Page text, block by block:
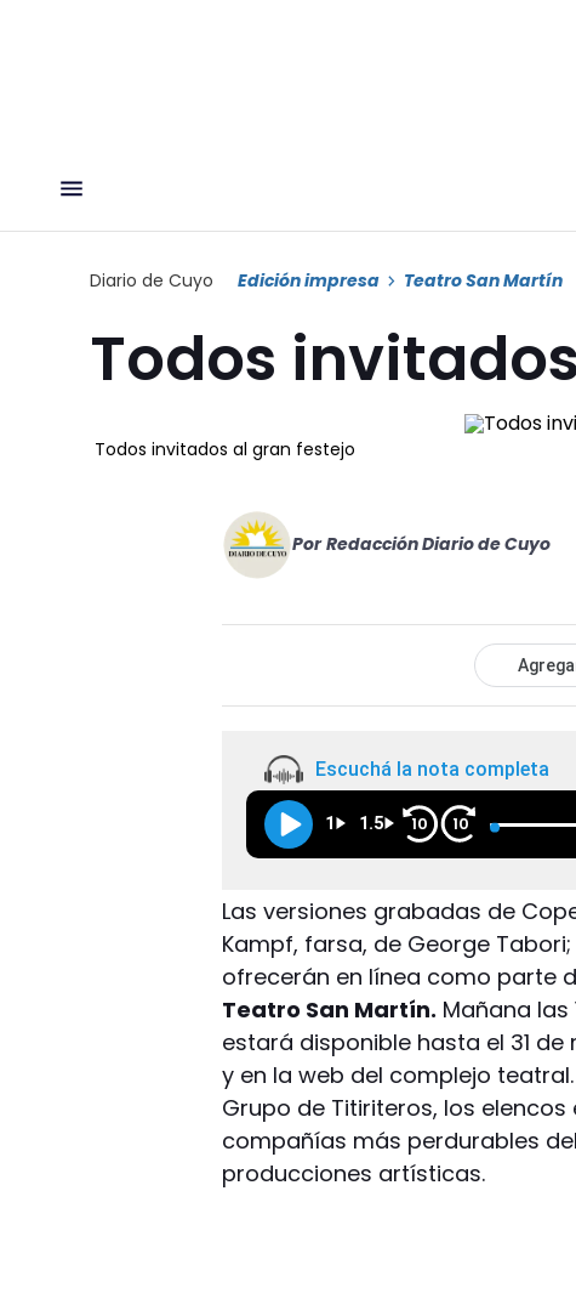
Diario de Cuyo Edición impresa Teatro San Martín
Todos
Todos invitados al gran festejo
Por Redacción Diario de Cuyo
Escuchá la nota completa
1 1.5 10 10
Las versiones grabadas de
Kampf, farsa, de George Tabori;
ofrecerán en línea como parte
Teatro San Martín. Mañana las
estará disponible hasta el 31
y en la web del complejo
Grupo de Titiriteros, los
compañías más perdurables
producciones artísticas.